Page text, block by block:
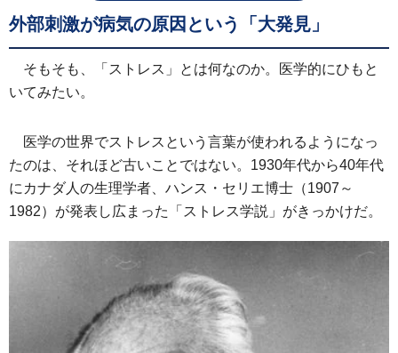
外部刺激が病気の原因という「大発見」
そもそも、「ストレス」とは何なのか。医学的にひもと
いてみたい。
医学の世界でストレスという言葉が使われるようになっ
たのは、それほど古いことではない。1930年代から40年代
にカナダ人の生理学者、ハンス・セリエ博士（1907～
1982）が発表し広まった「ストレス学説」がきっかけだ。